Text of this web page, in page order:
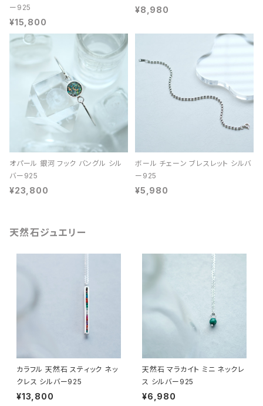
ー925
¥15,800
¥8,980
オパール 銀河 フック バングル シル
バー925
¥23,800
ボール チェーン ブレスレット シルバ
ー925
¥5,980
天然石ジュエリー
カラフル 天然石 スティック ネッ
クレス シルバー925
¥13,800
天然石 マラカイト ミニ ネックレ
ス シルバー925
¥6,980